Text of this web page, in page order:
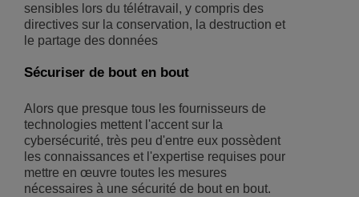
sensibles lors du télétravail, y compris des
directives sur la conservation, la destruction et
le partage des données
Sécuriser de bout en bout
Alors que presque tous les fournisseurs de
technologies mettent l'accent sur la
cybersécurité, très peu d'entre eux possèdent
les connaissances et l'expertise requises pour
mettre en œuvre toutes les mesures
nécessaires à une sécurité de bout en bout.